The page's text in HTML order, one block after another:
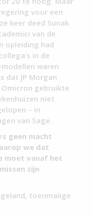
voor een
keer deed Sunak
van de
opleiding had
in de
waren
dat JP Morgan
gebruikte
niet
– in
van Sage.
geen macht
we dat
moet vanaf het
zijn
toenmalige